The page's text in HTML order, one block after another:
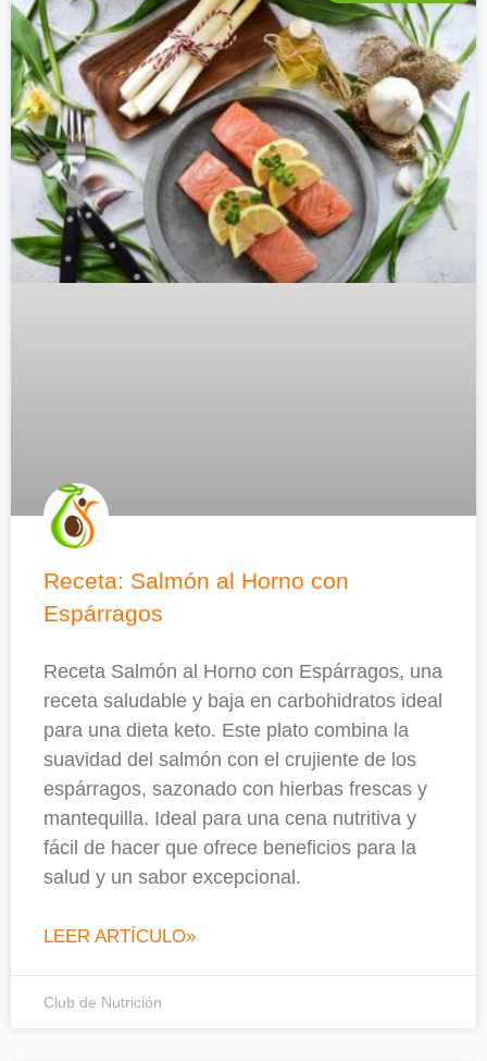
Receta: Salmón al Horno con
Espárragos
Receta Salmón al Horno con Espárragos, una
receta saludable y baja en carbohidratos ideal
para una dieta keto. Este plato combina la
suavidad del salmón con el crujiente de los
espárragos, sazonado con hierbas frescas y
mantequilla. Ideal para una cena nutritiva y
fácil de hacer que ofrece beneficios para la
salud y un sabor excepcional.
LEER ARTÍCULO»
Club de Nutrición